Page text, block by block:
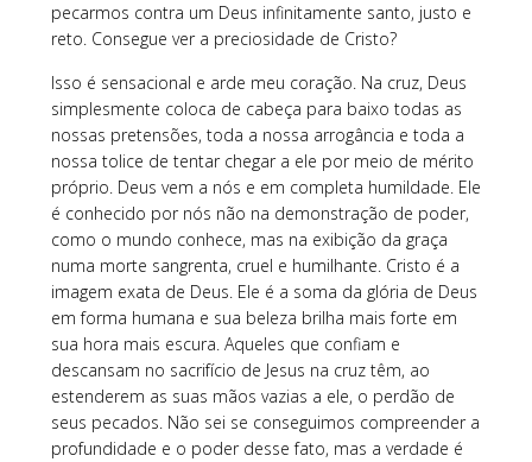
pecarmos contra um Deus infinitamente santo, justo e
reto. Consegue ver a preciosidade de Cristo?
Isso é sensacional e arde meu coração. Na cruz, Deus
simplesmente coloca de cabeça para baixo todas as
nossas pretensões, toda a nossa arrogância e toda a
nossa tolice de tentar chegar a ele por meio de mérito
próprio. Deus vem a nós e em completa humildade. Ele
é conhecido por nós não na demonstração de poder,
como o mundo conhece, mas na exibição da graça
numa morte sangrenta, cruel e humilhante. Cristo é a
imagem exata de Deus. Ele é a soma da glória de Deus
em forma humana e sua beleza brilha mais forte em
sua hora mais escura. Aqueles que confiam e
descansam no sacrifício de Jesus na cruz têm, ao
estenderem as suas mãos vazias a ele, o perdão de
seus pecados. Não sei se conseguimos compreender a
profundidade e o poder desse fato, mas a verdade é